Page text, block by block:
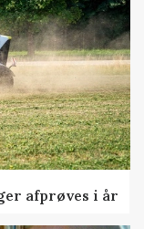
afprøves i år